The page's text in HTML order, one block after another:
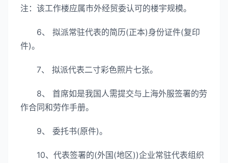
注：该工作楼应属市外经贸委认可的楼宇规模。
6、 拟派常驻代表的简历(正本)身份证件(复印
件)。
7、 拟派代表二寸彩色照片七张。
8、 首席如是我国人需提交与上海外服签署的劳
作合同和劳作手册。
9、 委托书(原件)。
10、代表签署的(外国(地区))企业常驻代表组织